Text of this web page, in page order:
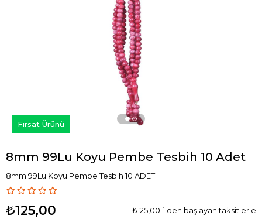
Fırsat Ürünü
8mm 99Lu Koyu Pembe Tesbih 10 Adet
8mm 99Lu Koyu Pembe Tesbih 10 ADET
₺125,00 ₺125,00 `den başlayan taksitlerle